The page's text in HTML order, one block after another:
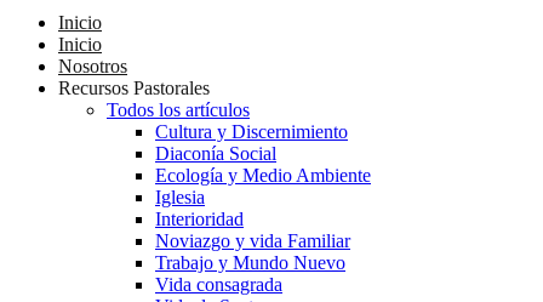
Inicio
Inicio
Nosotros
Recursos Pastorales
Todos los artículos
Cultura y Discernimiento
Diaconía Social
Ecología y Medio Ambiente
Iglesia
Interioridad
Noviazgo y vida Familiar
Trabajo y Mundo Nuevo
Vida consagrada